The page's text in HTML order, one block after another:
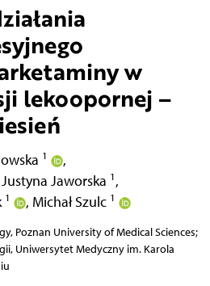
w
lekoopornej –
1
,
Justyna Jaworska 1 ,
1 , Michał Szulc 1
Poznan University of Medical Sciences;
Uniwersytet Medyczny im. Karola